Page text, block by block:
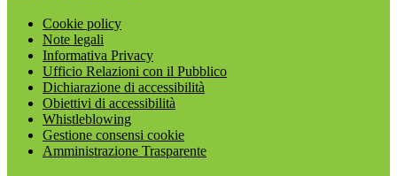
Cookie policy
Note legali
Informativa Privacy
Ufficio Relazioni con il Pubblico
Dichiarazione di accessibilità
Obiettivi di accessibilità
Whistleblowing
Gestione consensi cookie
Amministrazione Trasparente